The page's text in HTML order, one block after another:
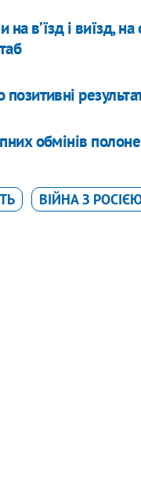
на вʼїзд і виїзд,
обмінів
ВІЙНА З